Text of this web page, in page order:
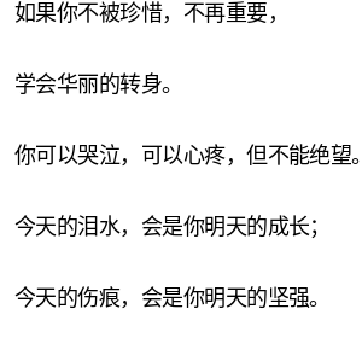
如果你不被珍惜，不再重要，
学会华丽的转身。
你可以哭泣，可以心疼，但不能绝望。
今天的泪水，会是你明天的成长；
今天的伤痕，会是你明天的坚强。